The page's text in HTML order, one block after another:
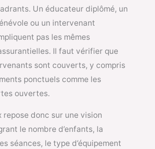
Un éducateur diplômé, un
ou un intervenant
pas les mêmes
Il faut vérifier que
sont couverts, y compris
ponctuels comme les
ouvertes.
repose donc sur une vision
le nombre d’enfants, la
séances, le type d’équipement